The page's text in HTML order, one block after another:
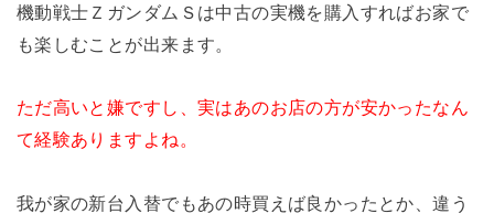
機動戦士ＺガンダムＳは中古の実機を購入すればお家で
も楽しむことが出来ます。
ただ高いと嫌ですし、実はあのお店の方が安かったなん
て経験ありますよね。
我が家の新台入替でもあの時買えば良かったとか、違う